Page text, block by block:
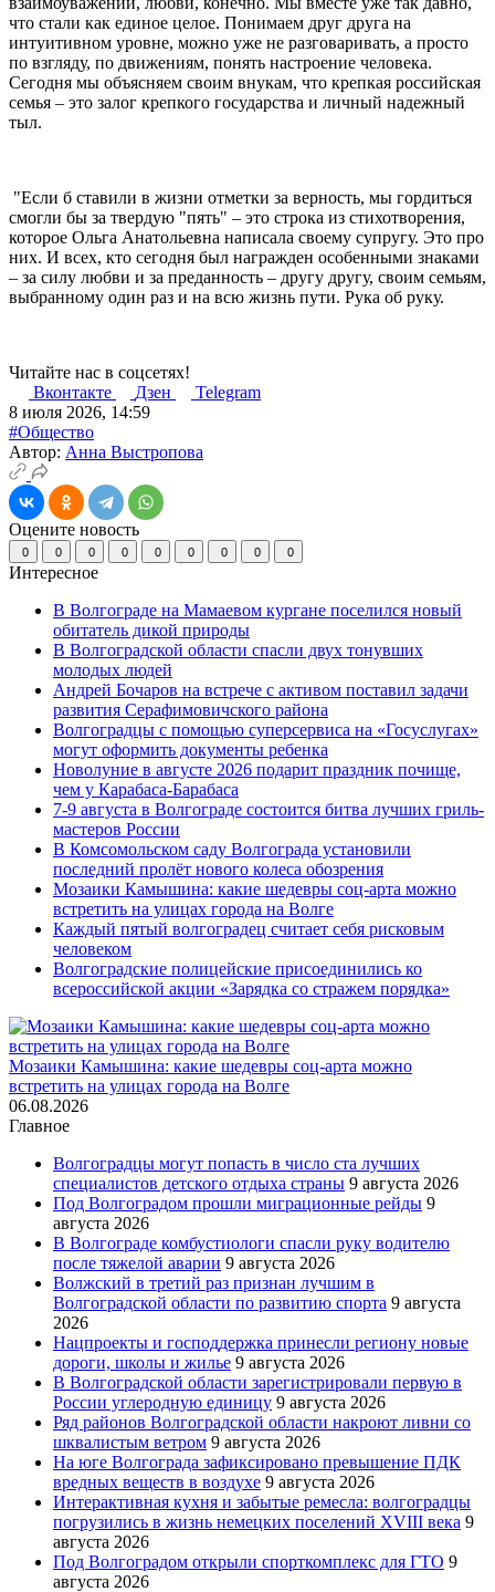
что стали как единое целое. Понимаем друг друга на
интуитивном уровне, можно уже не разговаривать, а просто
по взгляду, по движениям, понять настроение человека.
Сегодня мы объясняем своим внукам, что крепкая российская
семья – это залог крепкого государства и личный надежный
тыл.
"Если б ставили в жизни отметки за верность, мы гордиться
смогли бы за твердую "пять" – это строка из стихотворения,
которое Ольга Анатольевна написала своему супругу. Это про
них. И всех, кто сегодня был награжден особенными знаками
– за силу любви и за преданность – другу другу, своим семьям,
выбранному один раз и на всю жизнь пути. Рука об руку.
Читайте нас в соцсетях!
Вконтакте
Дзен
Telegram
8 июля 2026, 14:59
#Общество
Автор: Анна Выстропова
Оцените новость
0 0 0 0 0 0 0 0 0
Интересное
В Волгограде на Мамаевом кургане поселился новый
обитатель дикой природы
В Волгоградской области спасли двух тонувших
молодых людей
Андрей Бочаров на встрече с активом поставил задачи
развития Серафимовичского района
Волгоградцы с помощью суперсервиса на «Госуслугах»
могут оформить документы ребенка
Новолуние в августе 2026 подарит праздник почище,
чем у Карабаса-Барабаса
7-9 августа в Волгограде состоится битва лучших гриль-
мастеров России
В Комсомольском саду Волгограда установили
последний пролёт нового колеса обозрения
Мозаики Камышина: какие шедевры соц-арта можно
встретить на улицах города на Волге
Каждый пятый волгоградец считает себя рисковым
человеком
Волгоградские полицейские присоединились ко
всероссийской акции «Зарядка со стражем порядка»
Мозаики Камышина: какие шедевры соц-арта можно
встретить на улицах города на Волге
06.08.2026
Главное
Волгоградцы могут попасть в число ста лучших
специалистов детского отдыха страны 9 августа 2026
Под Волгоградом прошли миграционные рейды 9
августа 2026
В Волгограде комбустиологи спасли руку водителю
после тяжелой аварии 9 августа 2026
Волжский в третий раз признан лучшим в
Волгоградской области по развитию спорта 9 августа
2026
Нацпроекты и господдержка принесли региону новые
дороги, школы и жилье 9 августа 2026
В Волгоградской области зарегистрировали первую в
России углеродную единицу 9 августа 2026
Ряд районов Волгоградской области накроют ливни со
шквалистым ветром 9 августа 2026
На юге Волгограда зафиксировано превышение ПДК
вредных веществ в воздухе 9 августа 2026
Интерактивная кухня и забытые ремесла: волгоградцы
погрузились в жизнь немецких поселений XVIII века 9
августа 2026
Под Волгоградом открыли спорткомплекс для ГТО 9
августа 2026